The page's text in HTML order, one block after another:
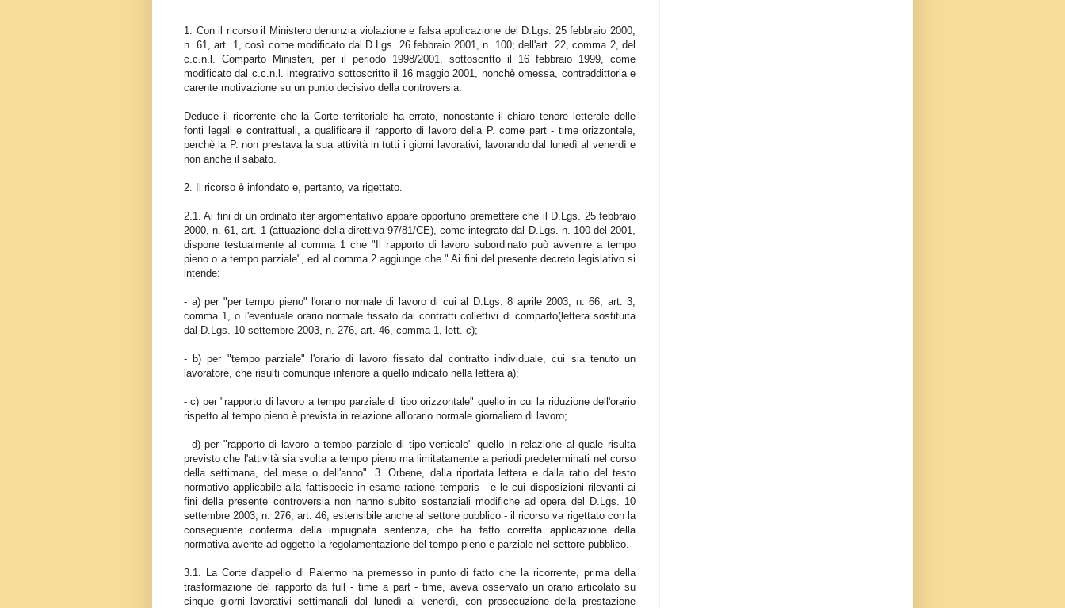
1. Con il ricorso il Ministero denunzia violazione e falsa applicazione del D.Lgs. 25 febbraio 2000,
n. 61, art. 1, così come modificato dal D.Lgs. 26 febbraio 2001, n. 100; dell'art. 22, comma 2, del
c.c.n.l. Comparto Ministeri, per il periodo 1998/2001, sottoscritto il 16 febbraio 1999, come
modificato dal c.c.n.l. integrativo sottoscritto il 16 maggio 2001, nonchè omessa, contraddittoria e
carente motivazione su un punto decisivo della controversia.
Deduce il ricorrente che la Corte territoriale ha errato, nonostante il chiaro tenore letterale delle
fonti legali e contrattuali, a qualificare il rapporto di lavoro della P. come part - time orizzontale,
perchè la P. non prestava la sua attività in tutti i giorni lavorativi, lavorando dal lunedì al venerdì e
non anche il sabato.
2. Il ricorso è infondato e, pertanto, va rigettato.
2.1. Ai fini di un ordinato iter argomentativo appare opportuno premettere che il D.Lgs. 25 febbraio
2000, n. 61, art. 1 (attuazione della direttiva 97/81/CE), come integrato dal D.Lgs. n. 100 del 2001,
dispone testualmente al comma 1 che "Il rapporto di lavoro subordinato può avvenire a tempo
pieno o a tempo parziale", ed al comma 2 aggiunge che " Ai fini del presente decreto legislativo si
intende:
- a) per "per tempo pieno" l'orario normale di lavoro di cui al D.Lgs. 8 aprile 2003, n. 66, art. 3,
comma 1, o l'eventuale orario normale fissato dai contratti collettivi di comparto(lettera sostituita
dal D.Lgs. 10 settembre 2003, n. 276, art. 46, comma 1, lett. c);
- b) per "tempo parziale" l'orario di lavoro fissato dal contratto individuale, cui sia tenuto un
lavoratore, che risulti comunque inferiore a quello indicato nella lettera a);
- c) per "rapporto di lavoro a tempo parziale di tipo orizzontale" quello in cui la riduzione dell'orario
rispetto al tempo pieno è prevista in relazione all'orario normale giornaliero di lavoro;
- d) per "rapporto di lavoro a tempo parziale di tipo verticale" quello in relazione al quale risulta
previsto che l'attività sia svolta a tempo pieno ma limitatamente a periodi predeterminati nel corso
della settimana, del mese o dell'anno". 3. Orbene, dalla riportata lettera e dalla ratio del testo
normativo applicabile alla fattispecie in esame ratione temporis - e le cui disposizioni rilevanti ai
fini della presente controversia non hanno subito sostanziali modifiche ad opera del D.Lgs. 10
settembre 2003, n. 276, art. 46, estensibile anche al settore pubblico - il ricorso va rigettato con la
conseguente conferma della impugnata sentenza, che ha fatto corretta applicazione della
normativa avente ad oggetto la regolamentazione del tempo pieno e parziale nel settore pubblico.
3.1. La Corte d'appello di Palermo ha premesso in punto di fatto che la ricorrente, prima della
trasformazione del rapporto da full - time a part - time, aveva osservato un orario articolato su
cinque giorni lavorativi settimanali dal lunedì al venerdì, con prosecuzione della prestazione